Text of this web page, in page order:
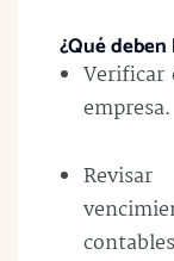
¿Qué deben
Verificar
empresa.